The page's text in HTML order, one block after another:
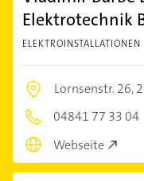
Elektrotechnik
ELEKTROINSTALLATIONEN
Lornsenstr. 26,
04841 77 33 04
Webseite